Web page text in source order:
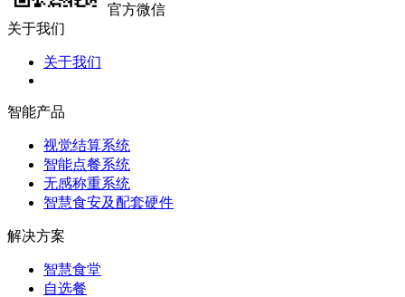
官方微信
关于我们
关于我们
智能产品
视觉结算系统
智能点餐系统
无感称重系统
智慧食安及配套硬件
解决方案
智慧食堂
自选餐